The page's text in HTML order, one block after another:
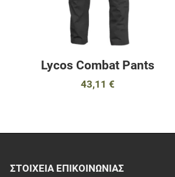
Lycos Combat Pants
43,11 €
ΣΤΟΙΧΕΊΑ EΠΙΚΟΙΝΩΝΊΑΣ